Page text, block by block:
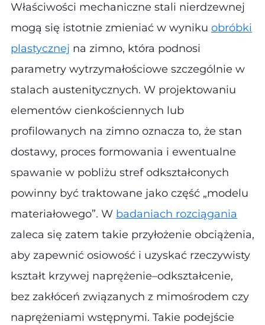
Właściwości mechaniczne stali nierdzewnej
mogą się istotnie zmieniać w wyniku obróbki
plastycznej na zimno, która podnosi
parametry wytrzymałościowe szczególnie w
stalach austenitycznych. W projektowaniu
elementów cienkościennych lub
profilowanych na zimno oznacza to, że stan
dostawy, proces formowania i ewentualne
spawanie w pobliżu stref odkształconych
powinny być traktowane jako część „modelu
materiałowego”. W badaniach rozciągania
zaleca się zatem takie przyłożenie obciążenia,
aby zapewnić osiowość i uzyskać rzeczywisty
kształt krzywej naprężenie–odkształcenie,
bez zakłóceń związanych z mimośrodem czy
naprężeniami wstępnymi. Takie podejście